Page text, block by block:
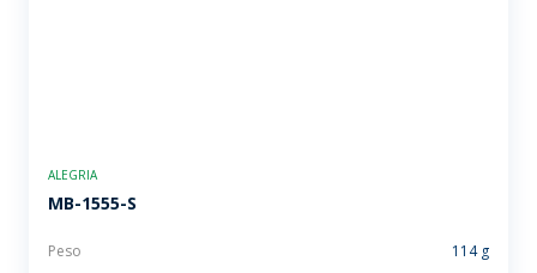
ALEGRIA
MB-1555-S
Peso
114 g